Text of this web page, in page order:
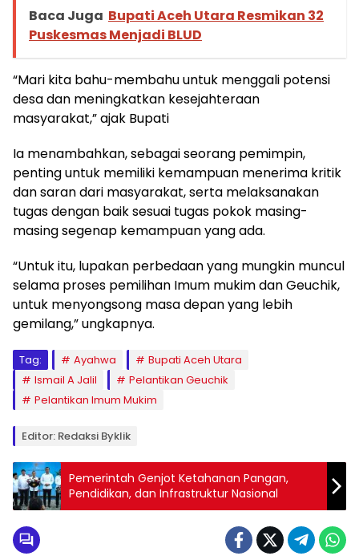
Baca Juga Bupati Aceh Utara Resmikan 32
Puskesmas Menjadi BLUD
“Mari kita bahu-membahu untuk menggali potensi
desa dan meningkatkan kesejahteraan
masyarakat,” ajak Bupati
Ia menambahkan, sebagai seorang pemimpin,
penting untuk memiliki kemampuan menerima kritik
dan saran dari masyarakat, serta melaksanakan
tugas dengan baik sesuai tugas pokok masing-
masing segenap kemampuan yang ada.
“Untuk itu, lupakan perbedaan yang mungkin muncul
selama proses pemilihan Imum mukim dan Geuchik,
untuk menyongsong masa depan yang lebih
gemilang,” ungkapnya.
Tag: Ayahwa
Bupati Aceh Utara
Ismail A Jalil
Pelantikan Geuchik
Pelantikan Imum Mukim
Editor: Redaksi Byklik
Pemerintah Genjot Ketahanan Pangan,
Pendidikan, dan Infrastruktur Nasional